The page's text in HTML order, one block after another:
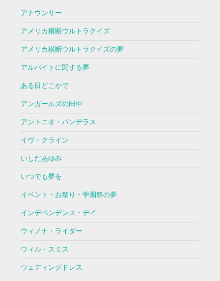
アナウンサー
アメリカ横断ウルトラクイズ
アメリカ横断ウルトラクイズの夢
アルバイトに関する夢
ある日どこかで
アンガールズの田中
アントニオ・バンデラス
イヴ・クライン
いしだあゆみ
いつでも夢を
イベント・お祭り・学園祭の夢
インデペンデンス・デイ
ウィノナ・ライダー
ウィル・スミス
ウェディングドレス